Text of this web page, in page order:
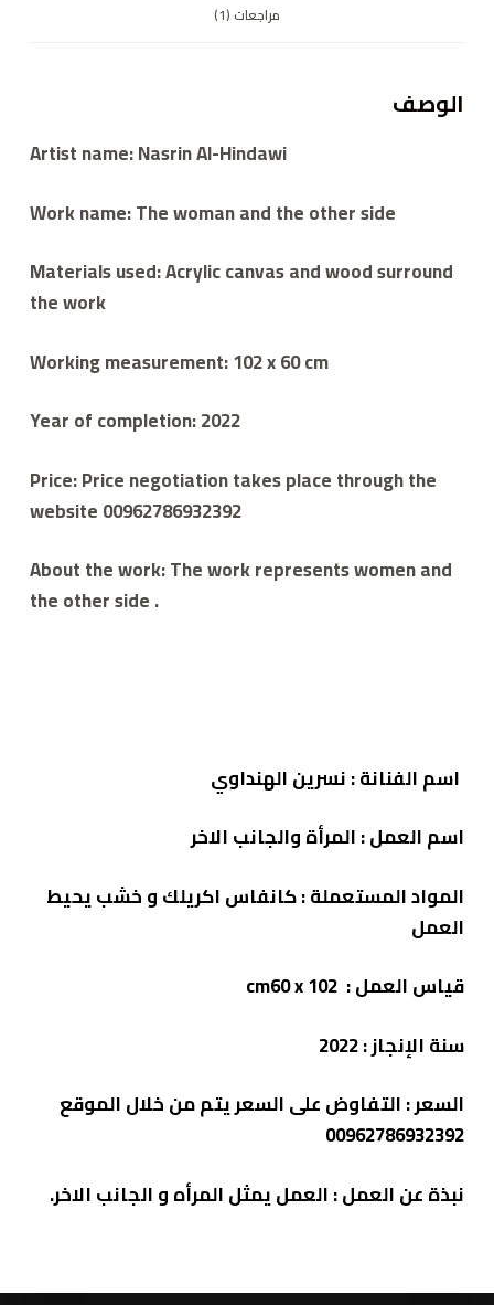
مراجعات (1)
الوصف
Artist name: Nasrin Al-Hindawi
Work name: The woman and the other side
Materials used: Acrylic canvas and wood surround
the work
Working measurement: 102 x 60 cm
Year of completion: 2022
Price: Price negotiation takes place through the
website 00962786932392
About the work: The work represents women and
the other side .
اسم الفنانة : نسرين الهنداوي
اسم العمل :المرأة والجانب الاخر
المواد المستعملة :كانفاس اكريلك و خشب يحيط
العمل
قياس العمل : cm60 x 102
سنة الإنجاز :2022
السعر :التفاوض على السعر يتم من خلال الموقع
00962786932392
نبذة عن العمل :العمل يمثل المرأه و الجانب الاخر.